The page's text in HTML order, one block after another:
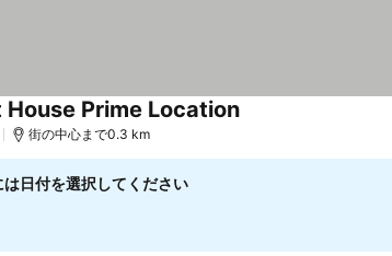
Prime Location料金を表示
街の中心まで0.3 km
日付を選択してください